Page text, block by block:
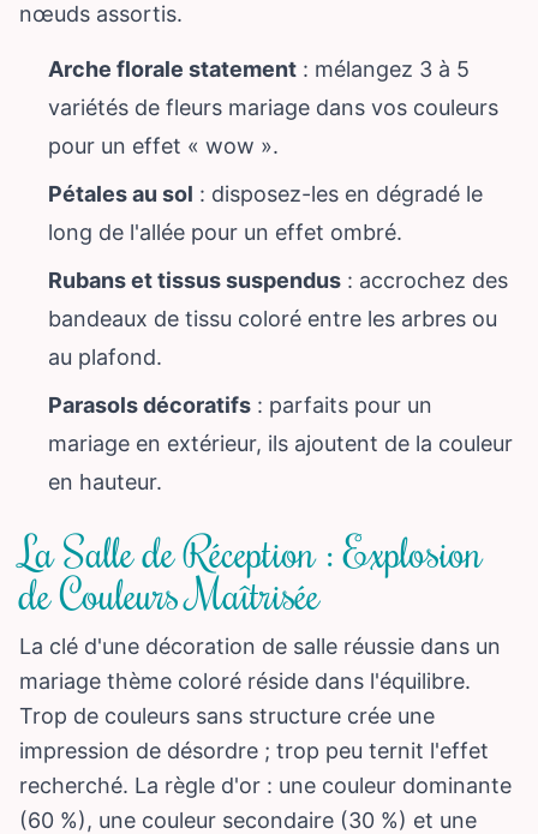
nœuds assortis.
Arche florale statement : mélangez 3 à 5
variétés de fleurs mariage dans vos couleurs
pour un effet « wow ».
Pétales au sol : disposez-les en dégradé le
long de l'allée pour un effet ombré.
Rubans et tissus suspendus : accrochez des
bandeaux de tissu coloré entre les arbres ou
au plafond.
Parasols décoratifs : parfaits pour un
mariage en extérieur, ils ajoutent de la couleur
en hauteur.
La Salle de Réception : Explosion
de Couleurs Maîtrisée
La clé d'une décoration de salle réussie dans un
mariage thème coloré réside dans l'équilibre.
Trop de couleurs sans structure crée une
impression de désordre ; trop peu ternit l'effet
recherché. La règle d'or : une couleur dominante
(60 %), une couleur secondaire (30 %) et une